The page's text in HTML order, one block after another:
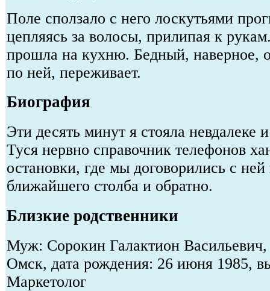
Поле сползало с него лоскутьями
цепляясь за волосы, прилипая к
прошла на кухню. Бедный, наверное,
по ней, переживает.
Биография
Эти десять минут я стояла невдалеке
Туся нервно справочник телефонов
остановки, где мы договорились с ней
ближайшего столба и обратно.
Близкие родственники
Муж: Сорокин Галактион Васильевич,
Омск, дата рождения: 26 июня 1985,
Маркетолог